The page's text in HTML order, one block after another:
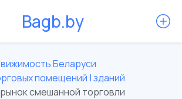
Bagb.by
Беларуси
помещений | зданий
смешанной торговли